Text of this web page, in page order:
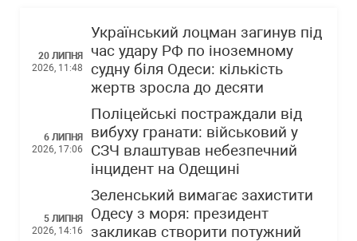
20 ЛИПНЯ
2026, 11:48
Український лоцман загинув під
час удару РФ по іноземному
судну біля Одеси: кількість
жертв зросла до десяти
6 ЛИПНЯ
2026, 17:06
Поліцейські постраждали від
вибуху гранати: військовий у
СЗЧ влаштував небезпечний
інцидент на Одещині
5 ЛИПНЯ
2026, 14:16
Зеленський вимагає захистити
Одесу з моря: президент
закликав створити потужний